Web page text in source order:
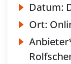
Datum:
Ort: